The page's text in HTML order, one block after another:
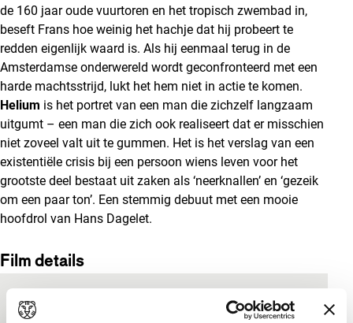
de 160 jaar oude vuurtoren en het tropisch zwembad in,
beseft Frans hoe weinig het hachje dat hij probeert te
redden eigenlijk waard is. Als hij eenmaal terug in de
Amsterdamse onderwereld wordt geconfronteerd met een
harde machtsstrijd, lukt het hem niet in actie te komen.
Helium is het portret van een man die zichzelf langzaam
uitgumt – een man die zich ook realiseert dat er misschien
niet zoveel valt uit te gummen. Het is het verslag van een
existentiële crisis bij een persoon wiens leven voor het
grootste deel bestaat uit zaken als ‘neerknallen’ en ‘gezeik
om een paar ton’. Een stemmig debuut met een mooie
hoofdrol van Hans Dagelet.
Film details
Productieland